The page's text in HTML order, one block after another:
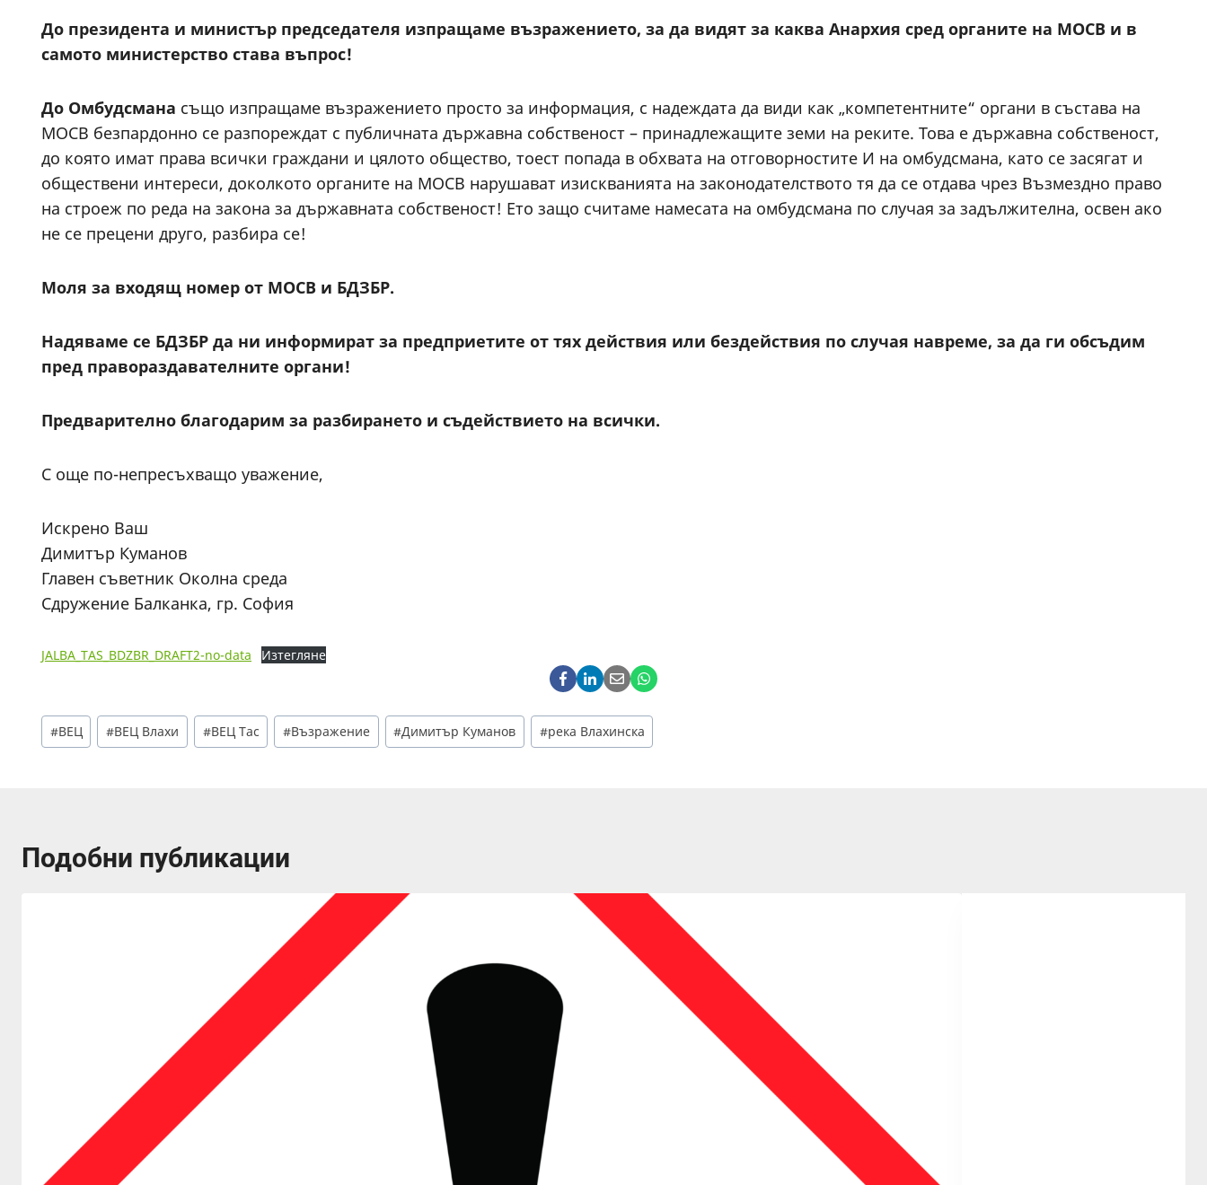
До президента и министър председателя изпращаме възражението, за да видят за каква Анархия сред органите на МОСВ и в
самото министерство става въпрос!
До Омбудсмана също изпращаме възражението просто за информация, с надеждата да види как „компетентните“ органи в състава на
МОСВ безпардонно се разпореждат с публичната държавна собственост – принадлежащите земи на реките. Това е държавна собственост,
до която имат права всички граждани и цялото общество, тоест попада в обхвата на отговорностите И на омбудсмана, като се засягат и
обществени интереси, доколкото органите на МОСВ нарушават изискванията на законодателството тя да се отдава чрез Възмездно право
на строеж по реда на закона за държавната собственост! Ето защо считаме намесата на омбудсмана по случая за задължителна, освен ако
не се прецени друго, разбира се!
Моля за входящ номер от МОСВ и БДЗБР.
Надяваме се БДЗБР да ни информират за предприетите от тях действия или бездействия по случая навреме, за да ги обсъдим
пред правораздавателните органи!
Предварително благодарим за разбирането и съдействието на всички.
С още по-непресъхващо уважение,
Искрено Ваш
Димитър Куманов
Главен съветник Околна среда
Сдружение Балканка, гр. София
JALBA_TAS_BDZBR_DRAFT2-no-data Изтегляне
Post
Tags:
#ВЕЦ #ВЕЦ Влахи #ВЕЦ Тас #Възражение #Димитър Куманов #река Влахинска
Подобни публикации